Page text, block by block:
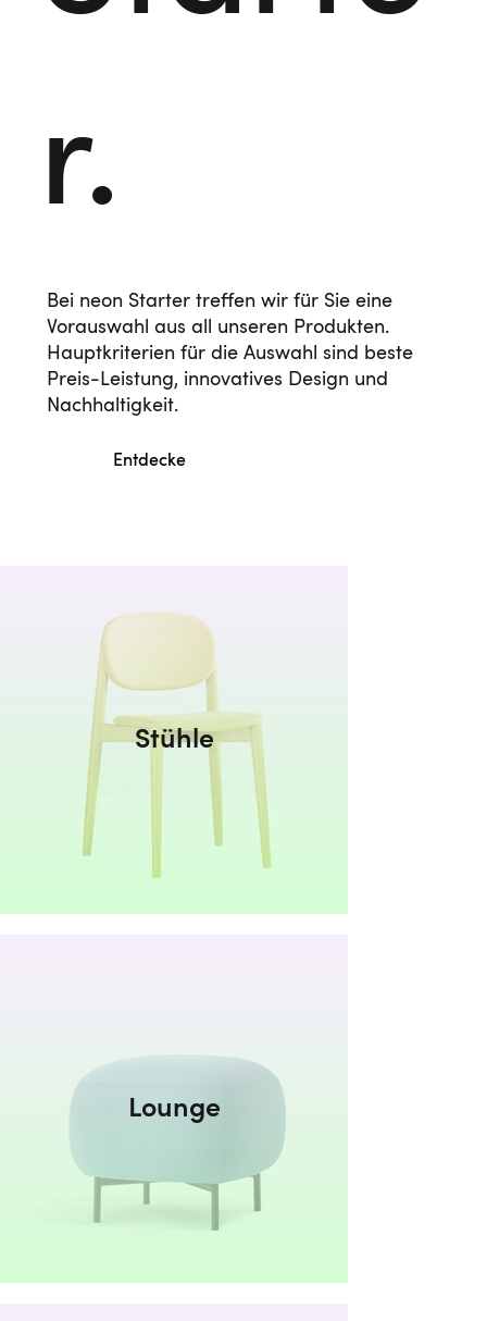
r.
Bei neon Starter treffen wir für Sie eine
Vorauswahl aus all unseren Produkten.
Hauptkriterien für die Auswahl sind beste
Preis-Leistung, innovatives Design und
Nachhaltigkeit.
Entdecke
Stühle
Lounge